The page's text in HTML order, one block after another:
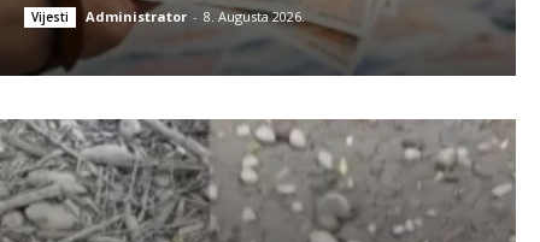
Vijesti Administrator - 8. Augusta 2026.